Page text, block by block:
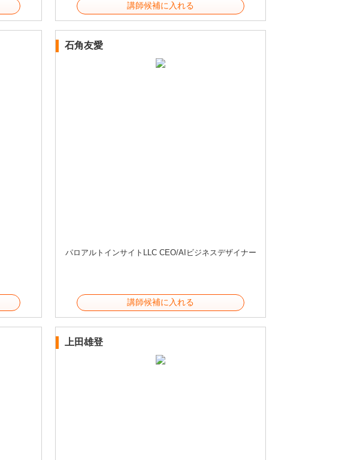
講師候補に入れる
石角友愛
パロアルトインサイトLLC CEO/AIビジネスデザイナー
講師候補に入れる
上田雄登